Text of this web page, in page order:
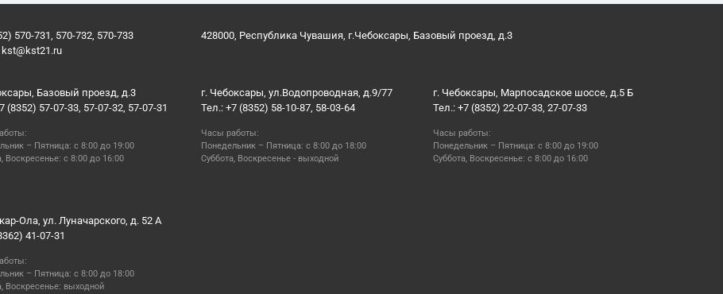
570-731, 570-732, 570-733
kst@kst21.ru
428000, Республика Чувашия, г.Чебоксары, Базовый проезд, д.3
Базовый проезд, д.3
(8352) 57-07-33, 57-07-32, 57-07-31
– Пятница: с 8:00 до 19:00
Воскресенье: с 8:00 до 16:00
г. Чебоксары, ул.Водопроводная, д.9/77
Тел.: +7 (8352) 58-10-87, 58-03-64
Часы работы:
Понедельник – Пятница: с 8:00 до 18:00
Суббота, Воскресенье - выходной
г. Чебоксары, Марпосадское шоссе, д.5 Б
Тел.: +7 (8352) 22-07-33, 27-07-33
Часы работы:
Понедельник – Пятница: с 8:00 до 19:00
Суббота, Воскресенье: с 8:00 до 16:00
Ола, ул. Луначарского, д. 52 А
41-07-31
– Пятница: с 8:00 до 18:00
Воскресенье: выходной